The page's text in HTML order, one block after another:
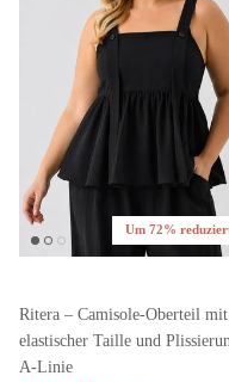
Um 72%
Ritera – Camisole-Oberteil mit
elastischer Taille und
A-Linie